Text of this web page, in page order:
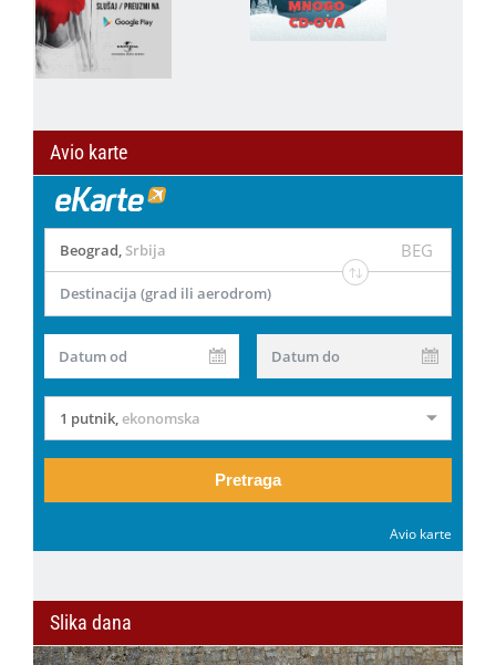
Avio karte
Beograd, Srbija BEG
Destinacija (grad ili aerodrom)
Datum od Datum do
1 putnik,ekonomska
Pretraga
Avio karte
Slika dana